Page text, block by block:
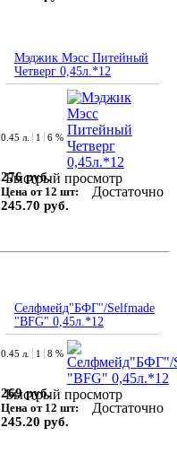
Мэджик Мэсс Питейный
Четверг 0,45л.*12
Быстрый просмотр
0.45 л. 1 6 %
276 руб.
Цена от 12 шт:
245.70 руб.
Достаточно
Селфмейд"БФГ"/Selfmade
"BFG" 0,45л.*12
Быстрый просмотр
0.45 л. 1 8 %
269 руб.
Цена от 12 шт:
245.20 руб.
Достаточно